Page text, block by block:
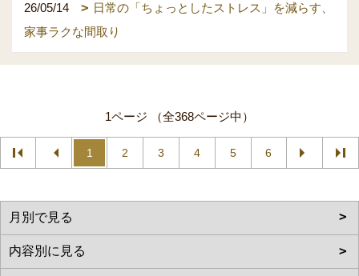
26/05/14
日常の「ちょっとしたストレス」を減らす、
家事ラクな間取り
1ページ （全368ページ中）
1 2 3 4 5 6